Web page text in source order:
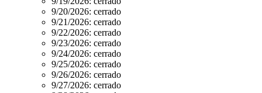
9/20/2026: cerrado
9/21/2026: cerrado
9/22/2026: cerrado
9/23/2026: cerrado
9/24/2026: cerrado
9/25/2026: cerrado
9/26/2026: cerrado
9/27/2026: cerrado